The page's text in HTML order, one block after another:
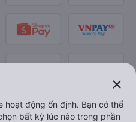
close
hoạt động ổn định. Bạn có thể
bất kỳ lúc nào trong phần